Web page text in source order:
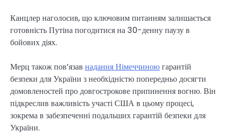
Канцлер наголосив, що ключовим питанням залишається
готовність Путіна погодитися на 30-денну паузу в
бойових діях.
Мерц також пов’язав надання Німеччиноюгарантій
безпеки для України з необхідністю попередньо досягти
домовленостей про довгострокове припинення вогню. Він
підкреслив важливість участі США в цьому процесі,
зокрема в забезпеченні подальших гарантій безпеки для
України.